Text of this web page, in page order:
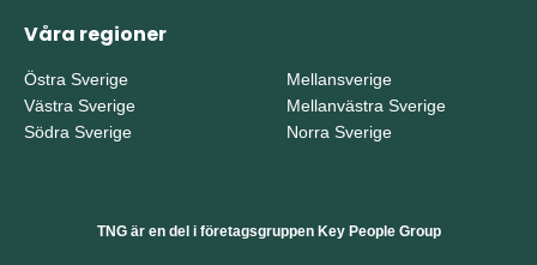
Våra regioner
Östra Sverige
Västra Sverige
Södra Sverige
Mellansverige
Mellanvästra Sverige
Norra Sverige
TNG är en del i företagsgruppen Key People Group